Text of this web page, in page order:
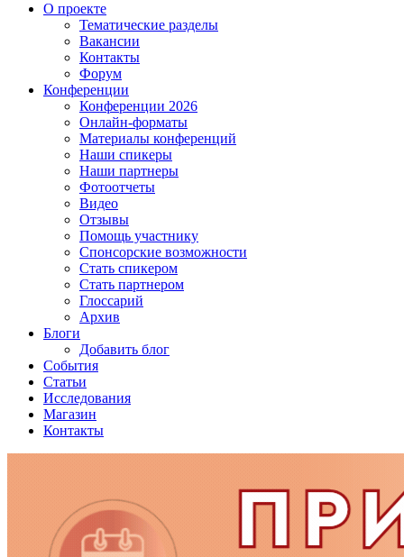
О проекте
Тематические разделы
Вакансии
Контакты
Форум
Конференции
Конференции 2026
Онлайн-форматы
Материалы конференций
Наши спикеры
Наши партнеры
Фотоотчеты
Видео
Отзывы
Помощь участнику
Спонсорские возможности
Стать спикером
Стать партнером
Глоссарий
Архив
Блоги
Добавить блог
События
Статьи
Исследования
Магазин
Контакты